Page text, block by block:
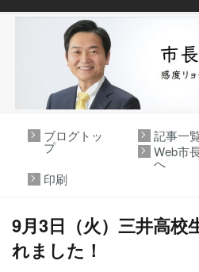
ブログトッ
プ
記事一
Web市
へ
印刷
9月3日（火）三井高校
れました！